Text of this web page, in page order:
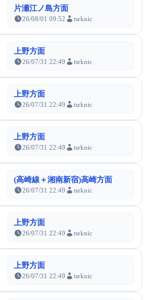
片瀬江ノ島方面
26/08/01 09:52 tsrknic
上野方面
26/07/31 22:49 tsrknic
上野方面
26/07/31 22:49 tsrknic
上野方面
26/07/31 22:49 tsrknic
(高崎線＋湘南新宿)高崎方面
26/07/31 22:49 tsrknic
上野方面
26/07/31 22:49 tsrknic
上野方面
26/07/31 22:49 tsrknic